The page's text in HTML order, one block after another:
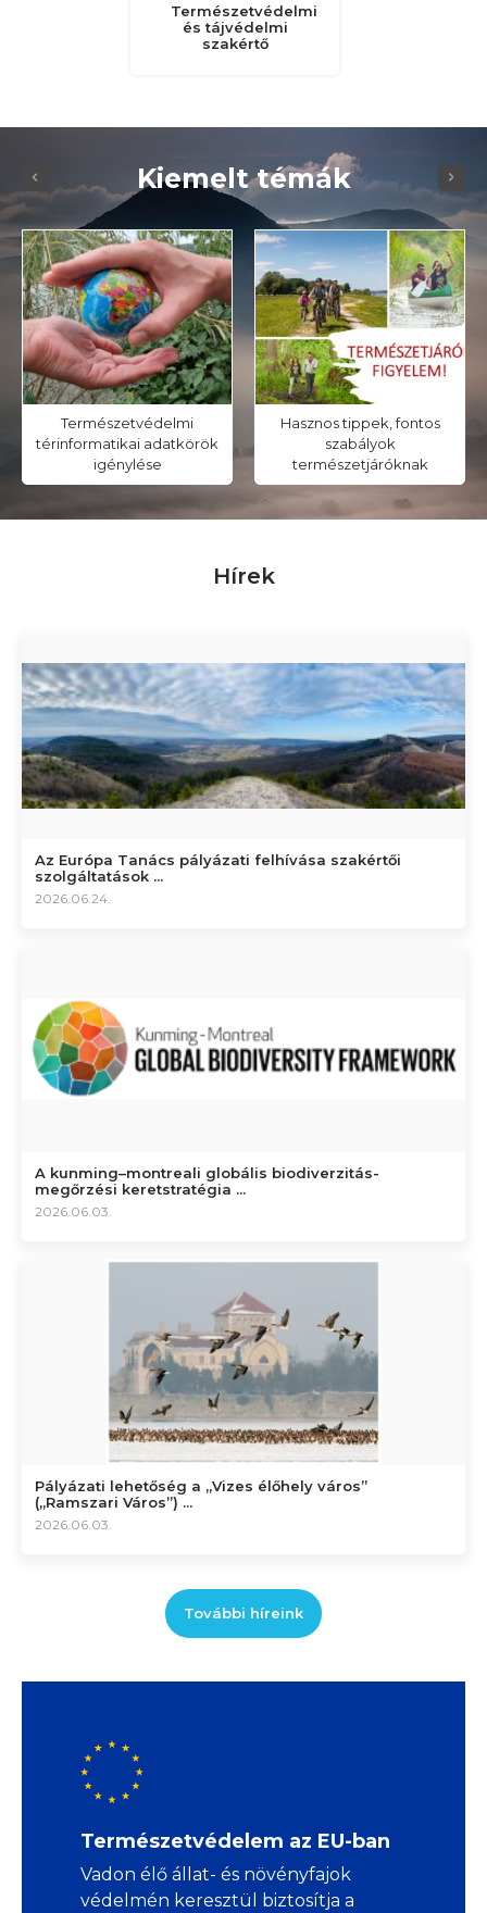
Természetvédelmi
és tájvédelmi
szakértő
Kiemelt témák
Természetvédelmi
térinformatikai adatkörök
igénylése
Hasznos tippek, fontos
szabályok
természetjáróknak
Hírek
Az Európa Tanács pályázati felhívása szakértői
szolgáltatások ...
2026.06.24.
A kunming–montreali globális biodiverzitás-
megőrzési keretstratégia ...
2026.06.03.
Pályázati lehetőség a „Vizes élőhely város”
(„Ramszari Város”) ...
2026.06.03.
További híreink
Természetvédelem az EU-ban
Vadon élő állat- és növényfajok
védelmén keresztül biztosítja a